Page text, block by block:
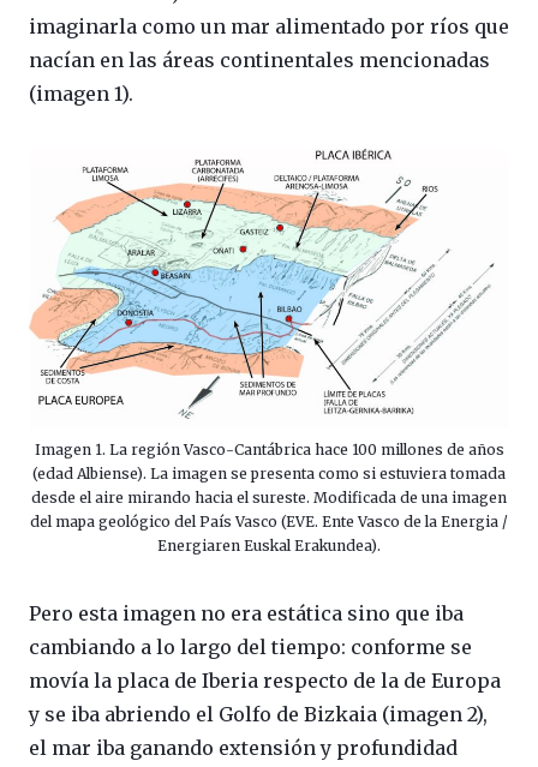
imaginarla como un mar alimentado por ríos que
nacían en las áreas continentales mencionadas
(imagen 1).
Imagen 1. La región Vasco-Cantábrica hace 100 millones de años
(edad Albiense). La imagen se presenta como si estuviera tomada
desde el aire mirando hacia el sureste. Modificada de una imagen
del mapa geológico del País Vasco (EVE. Ente Vasco de la Energia /
Energiaren Euskal Erakundea).
Pero esta imagen no era estática sino que iba
cambiando a lo largo del tiempo: conforme se
movía la placa de Iberia respecto de la de Europa
y se iba abriendo el Golfo de Bizkaia (imagen 2),
el mar iba ganando extensión y profundidad